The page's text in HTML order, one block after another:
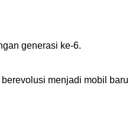
generasi ke-6.
menjadi mobil